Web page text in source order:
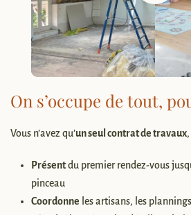
On s’occupe de tout,
Vous n’avez qu’un seul contrat de travaux
Présentdu premier rendez-vous
pinceau
Coordonne les artisans, les plannings